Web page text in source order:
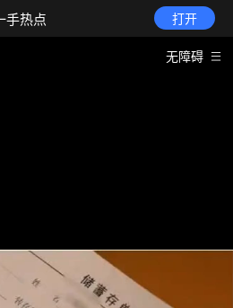
手热点 打开
无障碍